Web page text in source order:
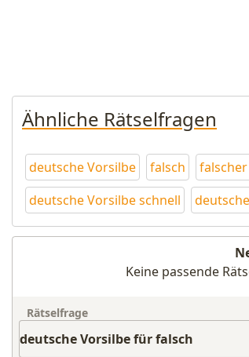
Ähnliche Rätselfragen
deutsche Vorsilbe falsch
deutsche Vorsilbe schnell
Keine passende
Rätselfrage